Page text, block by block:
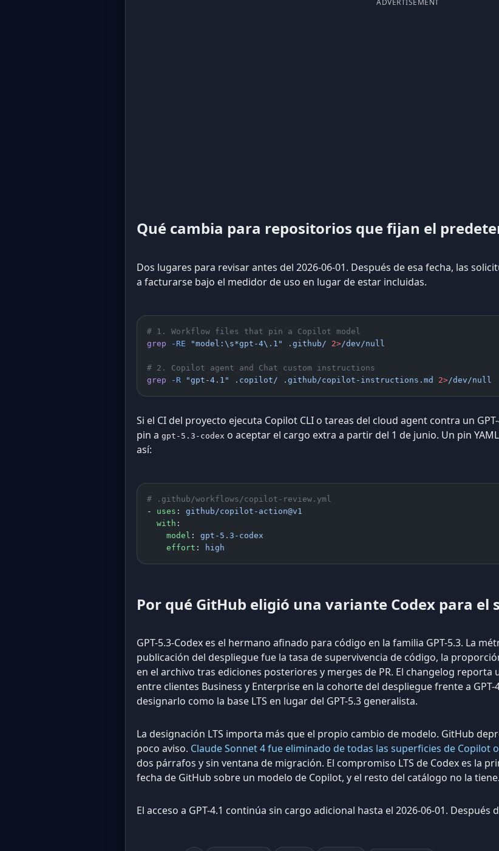
Qué cambia para repositorios que fijan el
Dos lugares para revisar antes del 2026-06-01. Después de esa fecha, las
a facturarse bajo el medidor de uso en lugar de estar incluidas.
# 1. Workflow files that pin a Copilot model
grep -RE "model:\s*gpt-4\.1" .github/ 2>/dev/null
# 2. Copilot agent and Chat custom instructions
grep -R "gpt-4.1" .copilot/ .github/copilot-instructions.md 2>/dev/null
Si el CI del proyecto ejecuta Copilot CLI o tareas del cloud agent contra un
pin a gpt-5.3-codex o aceptar el cargo extra a partir del 1 de junio. Un pin
así:
# .github/workflows/copilot-review.yml
- uses : github/copilot-action@v1
  with
:
    model
: gpt-5.3-codex
    effort
: high
Por qué GitHub eligió una variante Codex para el
GPT-5.3-Codex es el hermano afinado para código en la familia GPT-5.3. La
publicación del despliegue fue la tasa de supervivencia de código, la
en el archivo tras ediciones posteriores y merges de PR. El changelog
entre clientes Business y Enterprise en la cohorte del despliegue frente a GPT-
designarlo como la base LTS en lugar del GPT-5.3 generalista.
La designación LTS importa más que el propio cambio de modelo. GitHub
poco aviso. Claude Sonnet 4 fue eliminado de todas las superficies de Copilot
dos párrafos y sin ventana de migración. El compromiso LTS de Codex es la
fecha de GitHub sobre un modelo de Copilot, y el resto del catálogo no la tiene.
El acceso a GPT-4.1 continúa sin cargo adicional hasta el 2026-06-01. Después